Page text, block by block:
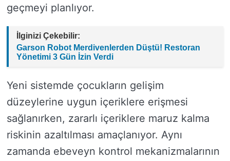
geçmeyi planlıyor.
İlginizi Çekebilir:
Garson Robot Merdivenlerden Düştü! Restoran
Yönetimi 3 Gün İzin Verdi
Yeni sistemde çocukların gelişim
düzeylerine uygun içeriklere erişmesi
sağlanırken, zararlı içeriklere maruz kalma
riskinin azaltılması amaçlanıyor. Aynı
zamanda ebeveyn kontrol mekanizmalarının